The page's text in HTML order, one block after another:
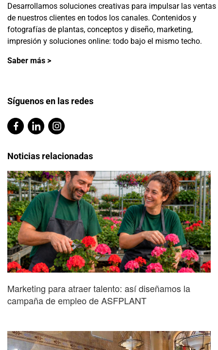
Desarrollamos soluciones creativas para impulsar las ventas
de nuestros clientes en todos los canales. Contenidos y
fotografías de plantas, conceptos y diseño, marketing,
impresión y soluciones online: todo bajo el mismo techo.
Saber más >
Síguenos en las redes
Noticias relacionadas
Marketing para atraer talento: así diseñamos la
campaña de empleo de ASFPLANT